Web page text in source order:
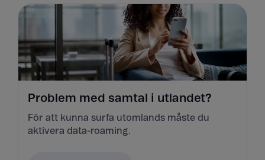
Problem med samtal i utlandet?
För att kunna surfa utomlands måste du
aktivera data-roaming.